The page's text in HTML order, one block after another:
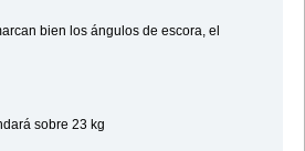
bien los ángulos de escora, el
sobre 23 kg